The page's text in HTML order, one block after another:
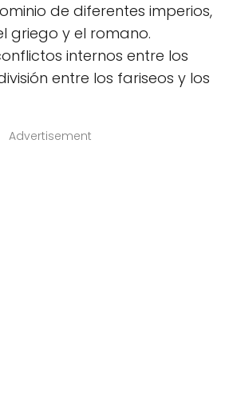
de diferentes imperios,
griego y el romano.
internos entre los
entre los fariseos y los
Advertisement